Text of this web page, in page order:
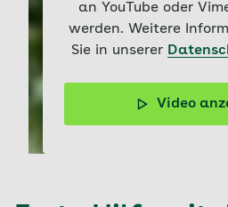
an YouTube oder
werden. Weitere
Sie in unserer
Video
Welche waren nochmal die W-
zu beachten, wenn man Erste